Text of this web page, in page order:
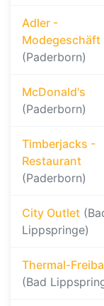
Adler -
Modegeschäft
(Paderborn)
McDonald's
(Paderborn)
Timberjacks -
Restaurant
(Paderborn)
City Outlet
Lippspringe)
Thermal-
(Bad